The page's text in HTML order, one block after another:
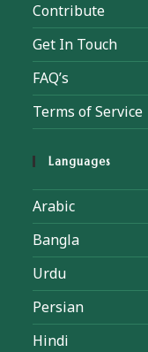
Contribute
Get In Touch
FAQ’s
Terms of Service
Languages
Arabic
Bangla
Urdu
Persian
Hindi